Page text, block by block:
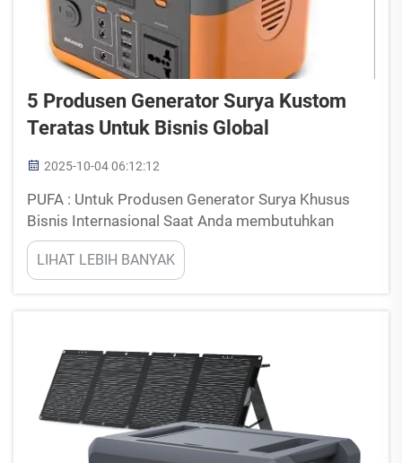
5 Produsen Generator Surya Kustom
Teratas Untuk Bisnis Global
2025-10-04 06:12:12
PUFA : Untuk Produsen Generator Surya Khusus
Bisnis Internasional Saat Anda membutuhkan
produsen generator surya khusus untuk bisnis
internasional, maka bermitralah dengan PUFA.
Dengan menekankan kualitas dan kreativitas, PUFA
LIHAT LEBIH BANYAK